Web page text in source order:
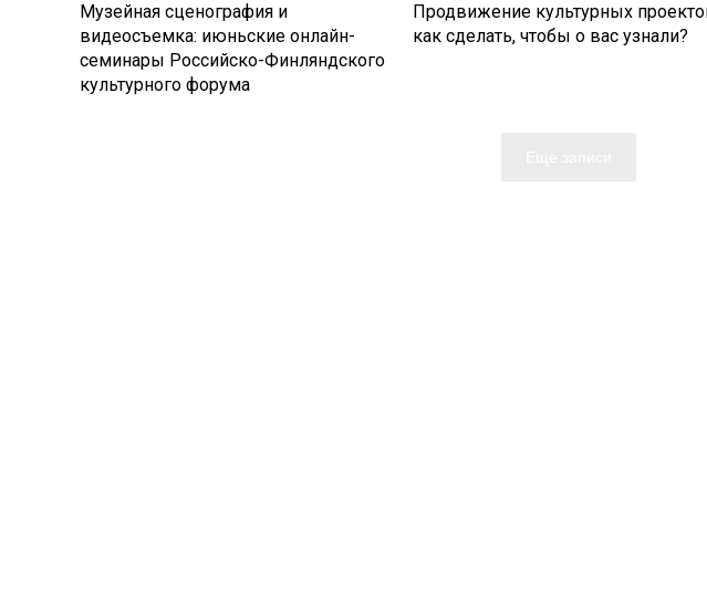
Музейная сценография и
видеосъемка: июньские онлайн-
семинары Российско-Финляндского
культурного форума
Продвижение культурных
как сделать, чтобы о вас узнали?